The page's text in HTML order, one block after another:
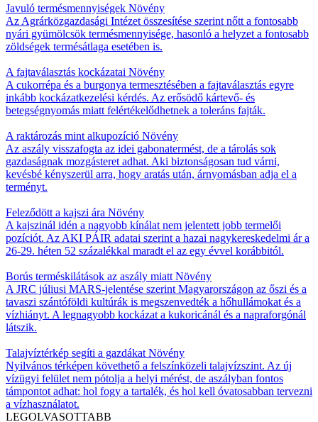
Javuló termésmennyiségek Növény
Az Agrárközgazdasági Intézet összesítése szerint nőtt a fontosabb
nyári gyümölcsök termésmennyisége, hasonló a helyzet a fontosabb
zöldségek termésátlaga esetében is.
A fajtaválasztás kockázatai Növény
A cukorrépa és a burgonya termesztésében a fajtaválasztás egyre
inkább kockázatkezelési kérdés. Az erősödő kártevő- és
betegségnyomás miatt felértékelődhetnek a toleráns fajták.
A raktározás mint alkupozíció Növény
Az aszály visszafogta az idei gabonatermést, de a tárolás sok
gazdaságnak mozgásteret adhat. Aki biztonságosan tud várni,
kevésbé kényszerül arra, hogy aratás után, árnyomásban adja el a
terményt.
Feleződött a kajszi ára Növény
A kajszinál idén a nagyobb kínálat nem jelentett jobb termelői
pozíciót. Az AKI PÁIR adatai szerint a hazai nagykereskedelmi ár a
26-29. héten 52 százalékkal maradt el az egy évvel korábbitól.
Borús terméskilátások az aszály miatt Növény
A JRC júliusi MARS-jelentése szerint Magyarországon az őszi és a
tavaszi szántóföldi kultúrák is megszenvedték a hőhullámokat és a
vízhiányt. A legnagyobb kockázat a kukoricánál és a napraforgónál
látszik.
Talajvíztérkép segíti a gazdákat Növény
Nyilvános térképen követhető a felszínközeli talajvízszint. Az új
vízügyi felület nem pótolja a helyi mérést, de aszályban fontos
támpontot adhat: hol fogy a tartalék, és hol kell óvatosabban tervezni
a vízhasználatot.
LEGOLVASOTTABB